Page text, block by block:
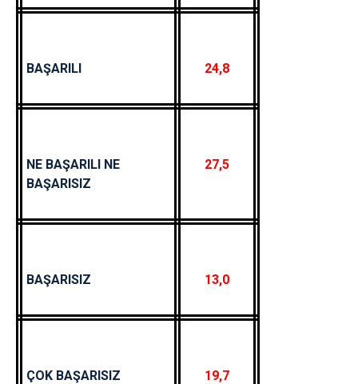
BAŞARILI 24,8
NE BAŞARILI NE
BAŞARISIZ
27,5
BAŞARISIZ 13,0
ÇOK BAŞARISIZ 19,7